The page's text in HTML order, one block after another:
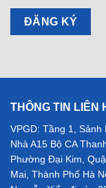
THÔNG TIN LIÊN
VPGD: Tầng 1, Sảnh
Nhà A15 Bộ CA
Phường Đại Kim,
Mai, Thành Phố Hà